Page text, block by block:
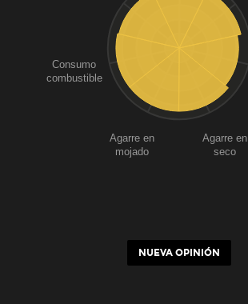
Agarre en
seco
Agarre en
mojado
Consumo
combustible
NUEVA OPINIÓN